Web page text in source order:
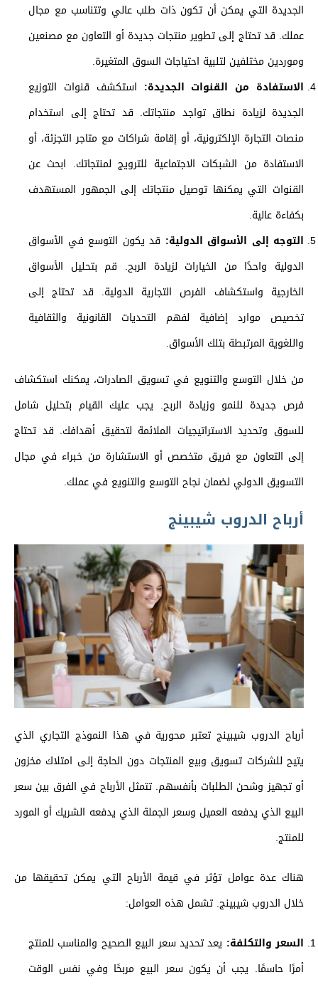
الجديدة التي يمكن أن تكون ذات طلب عالي وتتناسب مع مجال
عملك. قد تحتاج إلى تطوير منتجات جديدة أو التعاون مع مصنعين
وموردين مختلفين لتلبية احتياجات السوق المتغيرة.
الاستفادة من القنوات الجديدة: استكشف قنوات التوزيع
الجديدة لزيادة نطاق تواجد منتجاتك. قد تحتاج إلى استخدام
منصات التجارة الإلكترونية، أو إقامة شراكات مع متاجر التجزئة، أو
الاستفادة من الشبكات الاجتماعية للترويج لمنتجاتك. ابحث عن
القنوات التي يمكنها توصيل منتجاتك إلى الجمهور المستهدف
بكفاءة عالية.
التوجه إلى الأسواق الدولية: قد يكون التوسع في الأسواق
الدولية واحدًا من الخيارات لزيادة الربح. قم بتحليل الأسواق
الخارجية واستكشاف الفرص التجارية الدولية. قد تحتاج إلى
تخصيص موارد إضافية لفهم التحديات القانونية والثقافية
واللغوية المرتبطة بتلك الأسواق.
من خلال التوسع والتنويع في تسويق الصادرات، يمكنك استكشاف
فرص جديدة للنمو وزيادة الربح. يجب عليك القيام بتحليل شامل
للسوق وتحديد الاستراتيجيات الملائمة لتحقيق أهدافك. قد تحتاج
إلى التعاون مع فريق متخصص أو الاستشارة من خبراء في مجال
التسويق الدولي لضمان نجاح التوسع والتنويع في عملك.
أرباح الدروب شيبينج
أرباح الدروب شيبينج تعتبر محورية في هذا النموذج التجاري الذي
يتيح للشركات تسويق وبيع المنتجات دون الحاجة إلى امتلاك مخزون
أو تجهيز وشحن الطلبات بأنفسهم. تتمثل الأرباح في الفرق بين سعر
البيع الذي يدفعه العميل وسعر الجملة الذي يدفعه الشريك أو المورد
للمنتج.
هناك عدة عوامل تؤثر في قيمة الأرباح التي يمكن تحقيقها من
خلال الدروب شيبينج. تشمل هذه العوامل:
السعر والتكلفة: يعد تحديد سعر البيع الصحيح والمناسب للمنتج
أمرًا حاسمًا. يجب أن يكون سعر البيع مربحًا وفي نفس الوقت